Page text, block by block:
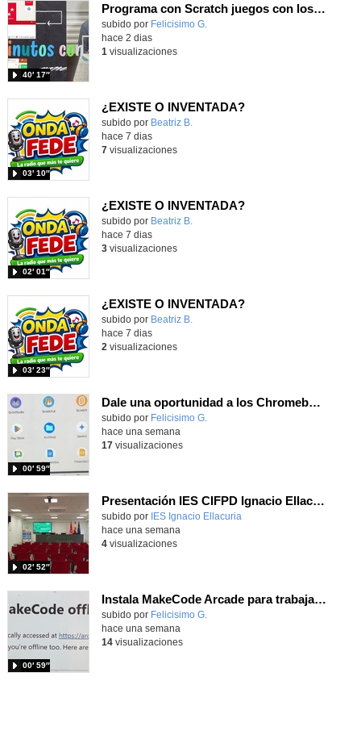
Programa con Scratch juegos con los partidos del mundial 2026 ganados por España
Contenido educativo.
subido por Felicisimo G.
40′ 17″
hace 2 dias
1 visualizaciones
¿EXISTE O INVENTADA?
Contenido educativo.
subido por Beatriz B.
03′ 10″
hace 7 dias
7visualizaciones
¿EXISTE O INVENTADA?
Contenido educativo.
subido por Beatriz B.
02′ 01″
hace 7 dias
3visualizaciones
¿EXISTE O INVENTADA?
Contenido educativo.
subido por Beatriz B.
03′ 23″
hace 7 dias
2 visualizaciones
Dale una oportunidad a los Chromebooks y utiliza un proyector para realizar talleres si no tienes pantallas táctiles
Contenido educativo.
subido por Felicisimo G.
00′ 59″
hace una semana
17visualizaciones
Presentación IES CIFPD Ignacio Ellacuría
Contenido educativo.
subido por IES Ignacio Ellacuria
02′ 52″
hace una semana
4visualizaciones
Instala MakeCode Arcade para trabajar offline en tu tablet, ordenador, Chromebook
Contenido educativo.
subido por Felicisimo G.
00′ 59″
hace una semana
14visualizaciones